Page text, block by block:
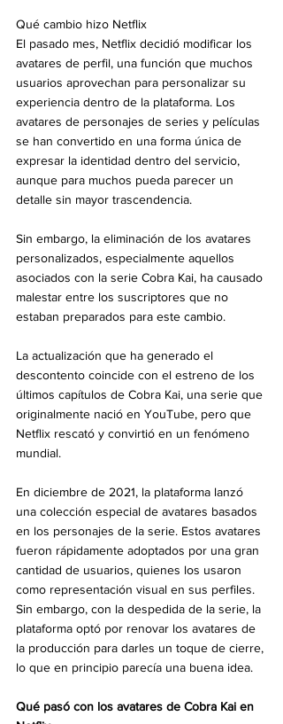
Qué cambio hizo Netflix
El pasado mes, Netflix decidió modificar los
avatares de perfil, una función que muchos
usuarios aprovechan para personalizar su
experiencia dentro de la plataforma. Los
avatares de personajes de series y películas
se han convertido en una forma única de
expresar la identidad dentro del servicio,
aunque para muchos pueda parecer un
detalle sin mayor trascendencia.
Sin embargo, la eliminación de los avatares
personalizados, especialmente aquellos
asociados con la serie Cobra Kai, ha causado
malestar entre los suscriptores que no
estaban preparados para este cambio.
La actualización que ha generado el
descontento coincide con el estreno de los
últimos capítulos de Cobra Kai, una serie que
originalmente nació en YouTube, pero que
Netflix rescató y convirtió en un fenómeno
mundial.
En diciembre de 2021, la plataforma lanzó
una colección especial de avatares basados
en los personajes de la serie. Estos avatares
fueron rápidamente adoptados por una gran
cantidad de usuarios, quienes los usaron
como representación visual en sus perfiles.
Sin embargo, con la despedida de la serie, la
plataforma optó por renovar los avatares de
la producción para darles un toque de cierre,
lo que en principio parecía una buena idea.
Qué pasó con los avatares de Cobra Kai en